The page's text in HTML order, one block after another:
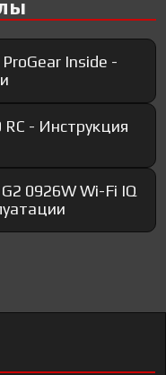
Inside -
- Инструкция
0926W Wi-Fi IQ